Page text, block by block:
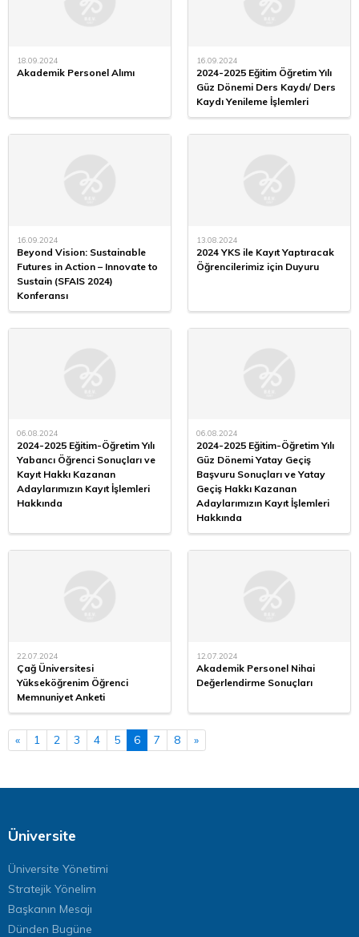
18.09.2024
Akademik Personel Alımı
16.09.2024
2024-2025 Eğitim Öğretim Yılı
Güz Dönemi Ders Kaydı/ Ders
Kaydı Yenileme İşlemleri
16.09.2024
Beyond Vision: Sustainable
Futures in Action – Innovate to
Sustain (SFAIS 2024)
Konferansı
13.08.2024
2024 YKS ile Kayıt Yaptıracak
Öğrencilerimiz için Duyuru
06.08.2024
2024-2025 Eğitim-Öğretim Yılı
Yabancı Öğrenci Sonuçları ve
Kayıt Hakkı Kazanan
Adaylarımızın Kayıt İşlemleri
Hakkında
06.08.2024
2024-2025 Eğitim-Öğretim Yılı
Güz Dönemi Yatay Geçiş
Başvuru Sonuçları ve Yatay
Geçiş Hakkı Kazanan
Adaylarımızın Kayıt İşlemleri
Hakkında
22.07.2024
Çağ Üniversitesi
Yükseköğrenim Öğrenci
Memnuniyet Anketi
12.07.2024
Akademik Personel Nihai
Değerlendirme Sonuçları
« 1 2 3 4 5 6 7 8 »
Üniversite
Üniversite Yönetimi
Stratejik Yönelim
Başkanın Mesajı
Dünden Bugüne